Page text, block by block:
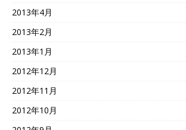
2013年4月
2013年2月
2013年1月
2012年12月
2012年11月
2012年10月